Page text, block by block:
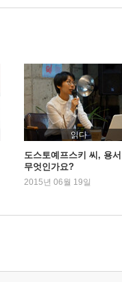
읽다
도스토예프스키 씨, 용
무엇인가요?
2015년 06월 19일